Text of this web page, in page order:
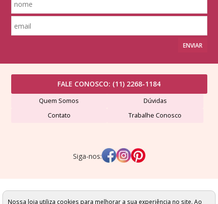
ENVIAR
FALE CONOSCO: (11) 2268-1184
Quem Somos
Dúvidas
Contato
Trabalhe Conosco
Siga-nos:
Lã Formosa Comércio de Fios Ltda - CNPJ: 507491420001-24
Av. Dr. Eduardo Cotching, 689 - Vila Formosa - São Paulo/SP - Cep: 03356-000
Nossa loja utiliza cookies para melhorar a sua experiência no site. Ao